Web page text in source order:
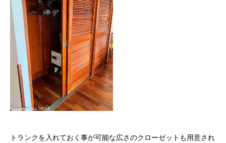
トランクを入れておく事が可能な広さのクローゼットも用意され